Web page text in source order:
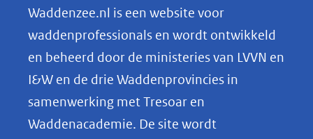
n
o
p
k
Waddenzee.nl is een website voor
waddenprofessionals en wordt ontwikkeld
en beheerd door de ministeries van LVVN en
I&W en de drie Waddenprovincies in
samenwerking met Tresoar en
Waddenacademie. De site wordt